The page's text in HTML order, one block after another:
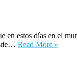
estos días en el
Read More »